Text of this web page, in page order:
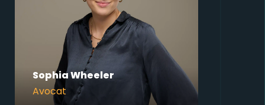
Sophia Wheeler
Avocat